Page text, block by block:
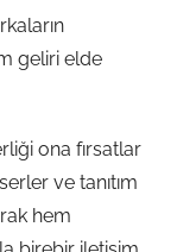
geliri elde
ona fırsatlar
ve tanıtım
hem